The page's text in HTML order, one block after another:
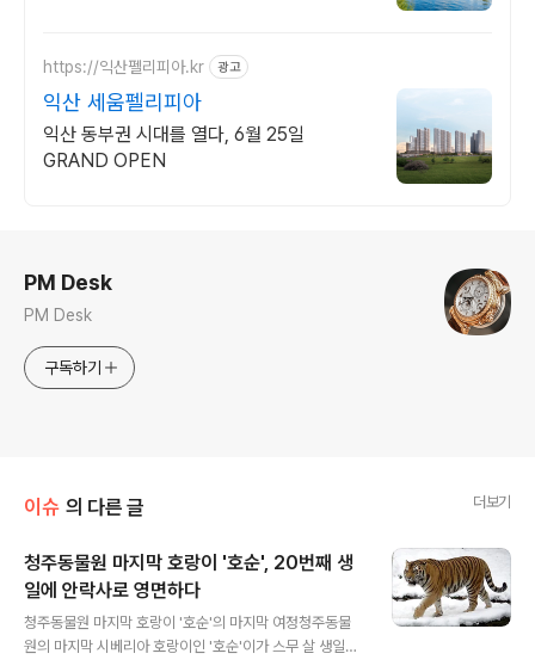
https://익산펠리피아.kr 광고
익산 세움펠리피아
익산 동부권 시대를 열다, 6월 25일
GRAND OPEN
PM Desk
PM Desk
구독하기
이슈 의 다른 글 더보기
청주동물원 마지막 호랑이 '호순', 20번째 생
일에 안락사로 영면하다
청주동물원 마지막 호랑이 '호순'의 마지막 여정청주동물
원의 마지막 시베리아 호랑이인 '호순'이가 스무 살 생일을